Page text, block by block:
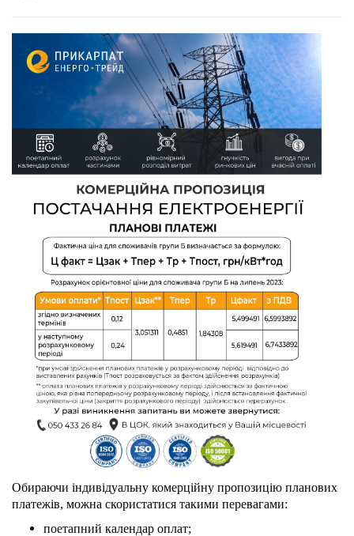
Обираючи індивідуальну комерційну пропозицію планових
платежів, можна скористатися такими перевагами:
поетапний календар оплат;